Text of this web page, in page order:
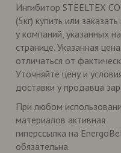
Ингибитор STEELTEX
(5кг) купить или
у компаний, указанных
странице. Указанная
отличаться от
Уточняйте цену и
доставки у продавца
При любом
материалов активная
гиперссылка на
обязательна.